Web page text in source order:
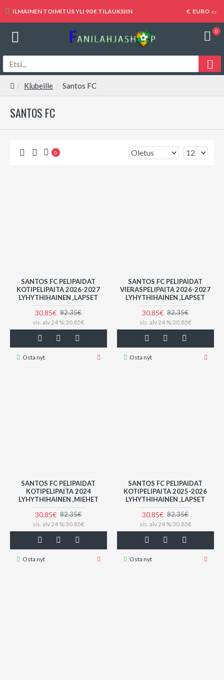
ILMAINEN TOIMITUS YLI 90 € TILAUKSIIN € EURO
0
Klubeille Santos FC
SANTOS FC
0
SANTOS FC PELIPAIDAT
KOTIPELIPAITA 2026-2027
LYHYTHIHAINEN ,LAPSET
30.85€ 82.35€
sis. alv 24 %:30.85€
Osta nyt
SANTOS FC PELIPAIDAT
VIERASPELIPAITA 2026-2027
LYHYTHIHAINEN ,LAPSET
30.85€ 82.35€
sis. alv 24 %:30.85€
Osta nyt
SANTOS FC PELIPAIDAT
KOTIPELIPAITA 2024
LYHYTHIHAINEN ,MIEHET
30.85€ 82.35€
sis. alv 24 %:30.85€
Osta nyt
SANTOS FC PELIPAIDAT
KOTIPELIPAITA 2025-2026
LYHYTHIHAINEN ,LAPSET
30.85€ 82.35€
sis. alv 24 %:30.85€
Osta nyt